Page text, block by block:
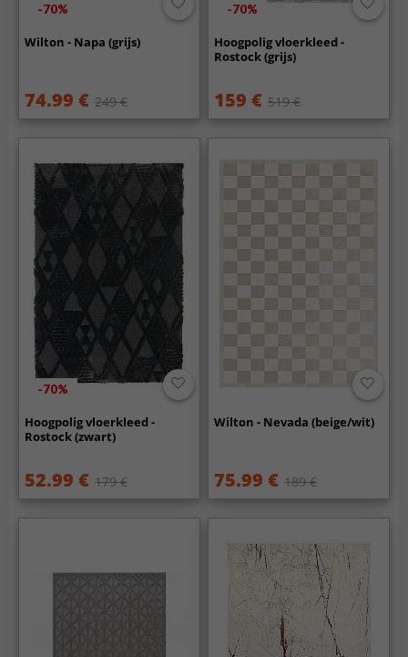
-70%
Wilton - Napa (grijs)
74.99 € 249 €
-70%
Hoogpolig vloerkleed -
Rostock (grijs)
159 € 519 €
-70%
Hoogpolig vloerkleed -
Rostock (zwart)
52.99 € 179 €
Wilton - Nevada (beige/wit)
75.99 € 189 €